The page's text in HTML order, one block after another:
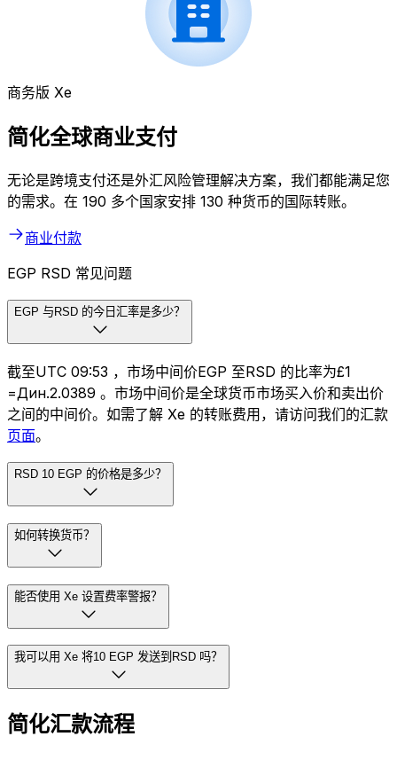
商务版 Xe
简化全球商业支付
无论是跨境支付还是外汇风险管理解决方案，我们都能满足您
的需求。在 190 多个国家安排 130 种货币的国际转账。
商业付款
EGP RSD 常见问题
EGP 与RSD 的今日汇率是多少？
截至UTC 09:53 ，市场中间价EGP 至RSD 的比率为£1
=Дин.2.0389 。市场中间价是全球货币市场买入价和卖出价
之间的中间价。如需了解 Xe 的转账费用，请访问我们的汇款
页面。
RSD 10 EGP 的价格是多少？
如何转换货币？
能否使用 Xe 设置费率警报？
我可以用 Xe 将10 EGP 发送到RSD 吗？
简化汇款流程